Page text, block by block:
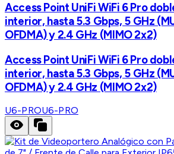
Access Point UniFi WiFi 6 Pro
interior, hasta 5.3 Gbps, 5 GHz
OFDMA) y 2.4 GHz (MIMO 2x2)
Access Point UniFi WiFi 6 Pro
interior, hasta 5.3 Gbps, 5 GHz
OFDMA) y 2.4 GHz (MIMO 2x2)
U6-PROU6-PRO